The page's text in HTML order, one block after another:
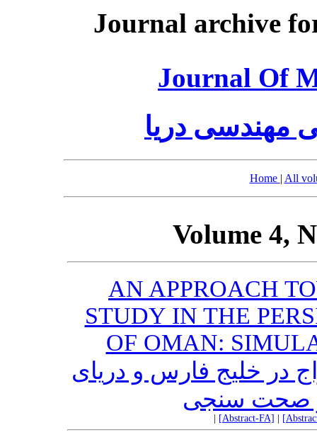
Journal archive
Journal Of
مهندسی دریا
Home | All
Volume 4,
AN APPROACH
STUDY IN THE
OF OMAN:
در خلیج فارس و دریای
صحت سنجی
[Abstract-FA]